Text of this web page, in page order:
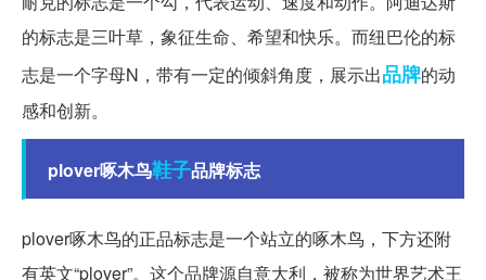
的标志是三叶草，象征生命、希望和快乐。而纽巴伦的标
志是一个字母N，带有一定的倾斜角度，展示出品牌的动
感和创新。
plover啄木鸟鞋子品牌标志
plover啄木鸟的正品标志是一个站立的啄木鸟，下方还附
有英文“plover”。这个品牌源自意大利，被称为世界艺术王